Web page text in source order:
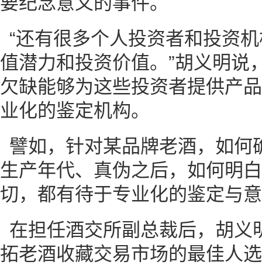
“还有很多个人投资者和投资
值潜力和投资价值。”胡义明说
欠缺能够为这些投资者提供产
业化的鉴定机构。
譬如，针对某品牌老酒，如何
生产年代、真伪之后，如何明
切，都有待于专业化的鉴定与
在担任酒交所副总裁后，胡义
拓老酒收藏交易市场的最佳人